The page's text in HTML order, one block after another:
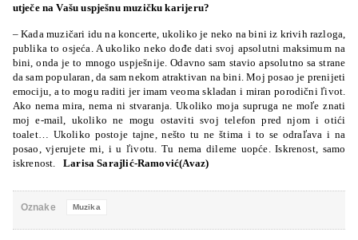
utječe na Vašu uspješnu muzičku karijeru?
– Kada muzičari idu na koncerte, ukoliko je neko na bini iz krivih razloga,
publika to osjeća. A ukoliko neko dođe dati svoj apsolutni maksimum na
bini, onda je to mnogo uspješnije. Odavno sam stavio apsolutno sa strane
da sam popularan, da sam nekom atraktivan na bini. Moj posao je prenijeti
emociju, a to mogu raditi jer imam veoma skladan i miran porodični ľivot.
Ako nema mira, nema ni stvaranja. Ukoliko moja supruga ne moľe znati
moj e-mail, ukoliko ne mogu ostaviti svoj telefon pred njom i otići
toalet… Ukoliko postoje tajne, nešto tu ne štima i to se odraľava i na
posao, vjerujete mi, i u ľivotu. Tu nema dileme uopće. Iskrenost, samo
iskrenost.Larisa Sarajlić-Ramović(Avaz)
Oznake Muzika